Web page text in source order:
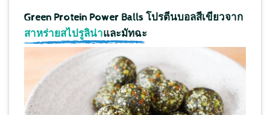
Green Protein Power Balls โปรตีนบอลสีเขียวจาก
สาหร่ายสไปรูลิน่าและมัทฉะ